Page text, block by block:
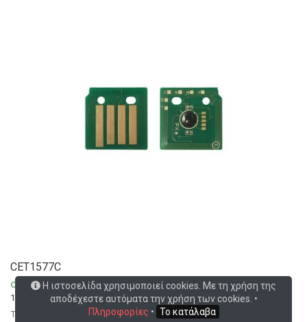
CET1577C
CET GROUP>CET Precision Parts
106R01574
Toner Chip (Cyan) For use in XEROX Phaser 7800
Η ιστοσελίδα χρησιμοποιεί cookies. Με τη χρήση της
αποδέχεστε αυτόματα την χρήση των cookies. •
Πληροφορίες • Το κατάλαβα